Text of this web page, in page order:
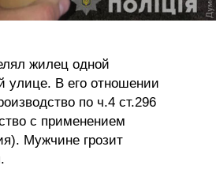
жилец одной
улице. В его отношении
по ч.4 ст.296
с применением
Мужчине грозит